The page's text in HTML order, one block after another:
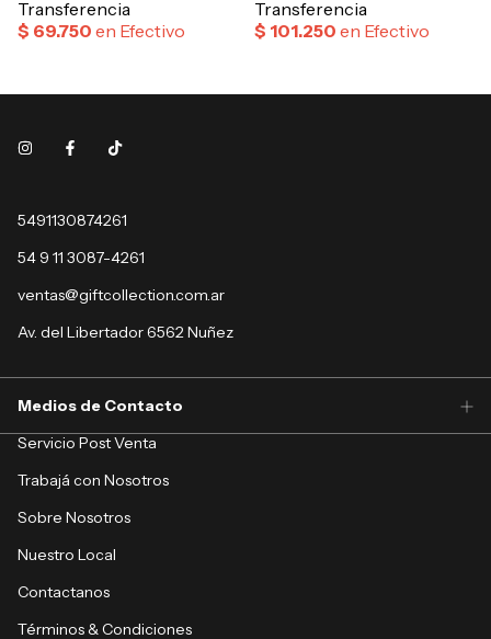
5491130874261
54 9 11 3087-4261
ventas@giftcollection.com.ar
Av. del Libertador 6562 Nuñez
Medios de Contacto
Servicio Post Venta
Trabajá con Nosotros
Sobre Nosotros
Nuestro Local
Contactanos
Términos & Condiciones